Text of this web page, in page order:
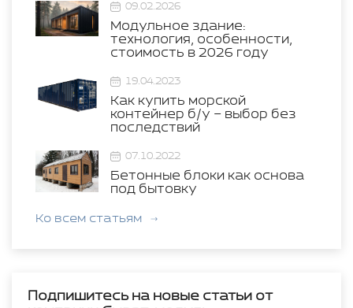
09.02.2026
Модульное здание:
технология, особенности,
стоимость в 2026 году
19.04.2023
Как купить морской
контейнер б/у – выбор без
последствий
07.10.2022
Бетонные блоки как основа
под бытовку
Ко всем статьям
Подпишитесь на новые статьи от